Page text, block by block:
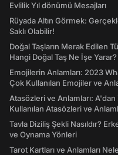
Evlilik Yıl dönümü Mesajları
Rüyada Altın Görmek:
Saklı Olabilir!
Doğal Taşların Merak Edilen
Hangi Doğal Taş Ne İşe Yarar?
Emojilerin Anlamları: 2023
Çok Kullanılan Emojiler ve
Atasözleri ve Anlamları:
Kullanılan Atasözleri ve
Tavla Diziliş Şekli Nasıldır?
ve Oynama Yönleri
Tarot Kartları ve Anlamları